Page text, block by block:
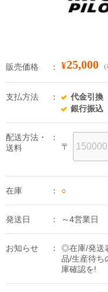
販売価格 ¥25,000
支払方法
代金引換
銀行振込
配送方法・
送料
〒
在庫 ○
発送日 ～4営業日
お知らせ
◎在庫/発送
品/生産待ち
庫確認を!